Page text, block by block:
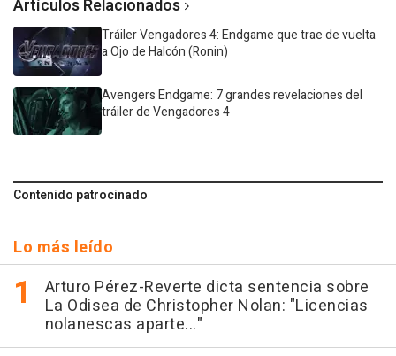
Artículos Relacionados
Tráiler Vengadores 4: Endgame que trae de vuelta
a Ojo de Halcón (Ronin)
Avengers Endgame: 7 grandes revelaciones del
tráiler de Vengadores 4
Contenido patrocinado
Lo más leído
Arturo Pérez-Reverte dicta sentencia sobre
La Odisea de Christopher Nolan: "Licencias
nolanescas aparte..."